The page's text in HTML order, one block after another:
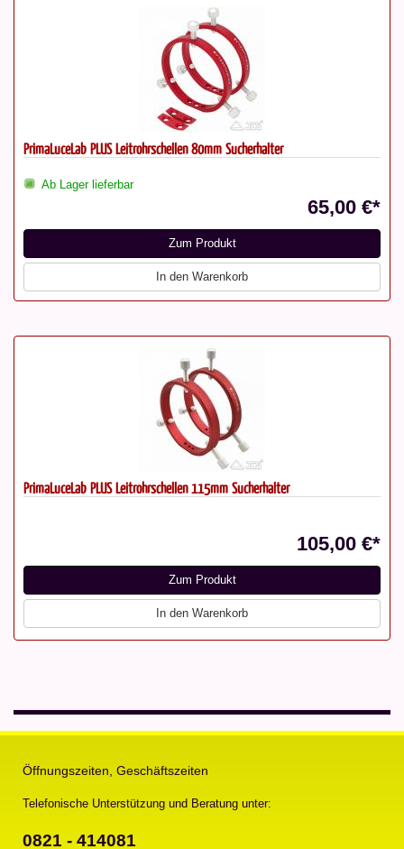
PrimaLuceLab PLUS Leitrohrschellen 80mm Sucherhalter
Ab Lager lieferbar
65,00 €*
Zum Produkt
In den Warenkorb
PrimaLuceLab PLUS Leitrohrschellen 115mm Sucherhalter
105,00 €*
Zum Produkt
In den Warenkorb
Öffnungszeiten, Geschäftszeiten
Telefonische Unterstützung und Beratung unter:
0821 - 414081